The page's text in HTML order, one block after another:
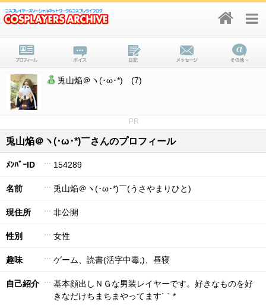
兎山焔＠ヽ(･ω･*)￣(7)
PR
兎山焔＠ヽ(･ω･*)￣さんのプロフィール
ﾒﾝﾊﾞｰID 154289
名前 兎山焔＠ヽ(･ω･*)￣(うさやまりひと)
現住所 非公開
性別 女性
趣味 ゲーム、読書(活字中毒;)、昼寝
自己紹介
基本顔出しＮＧな男装レイヤーです。好きなものを好
きなだけちまちまやってます´｀*